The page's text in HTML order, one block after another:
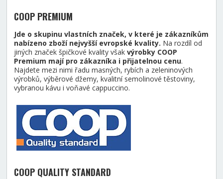
COOP PREMIUM
Jde o skupinu vlastních značek, v které je zákazníkům
nabízeno zboží nejvyšší evropské kvality. Na rozdíl od
jiných značek špičkové kvality však výrobky COOP
Premium mají pro zákazníka i přijatelnou cenu.
Najdete mezi nimi řadu masných, rybích a zeleninových
výrobků, výběrové džemy, kvalitní semolinové těstoviny,
vybranou kávu i voňavé cappuccino.
COOP QUALITY STANDARD